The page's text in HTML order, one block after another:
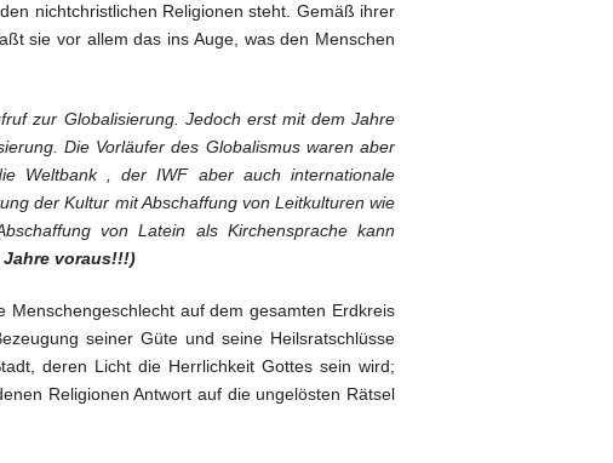
nichtchristlichen Religionen steht. Gemäß ihrer
sie vor allem das ins Auge, was den Menschen
zur Globalisierung. Jedoch erst mit dem Jahre
Die Vorläufer des Globalismus waren aber
Weltbank , der IWF aber auch internationale
der Kultur mit Abschaffung von Leitkulturen wie
von Latein als Kirchensprache kann
Jahre voraus!!!)
auf dem gesamten Erdkreis
seiner Güte und seine Heilsratschlüsse
deren Licht die Herrlichkeit Gottes sein wird;
Religionen Antwort auf die ungelösten Rätsel